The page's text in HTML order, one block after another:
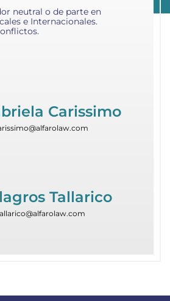
neutral o de parte en
e Internacionales.
Carissimo
Tallarico